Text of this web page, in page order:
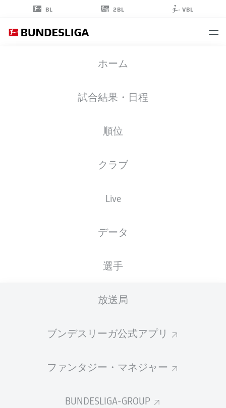
BL 2BL VBL
ホーム
試合結果・日程
順位
クラブ
Live
データ
選手
放送局
ブンデスリーガ公式アプリ
ファンタジー・マネジャー
BUNDESLIGA-GROUP
07.05.1998
2023/2024
統計 シーズン 2023/2024